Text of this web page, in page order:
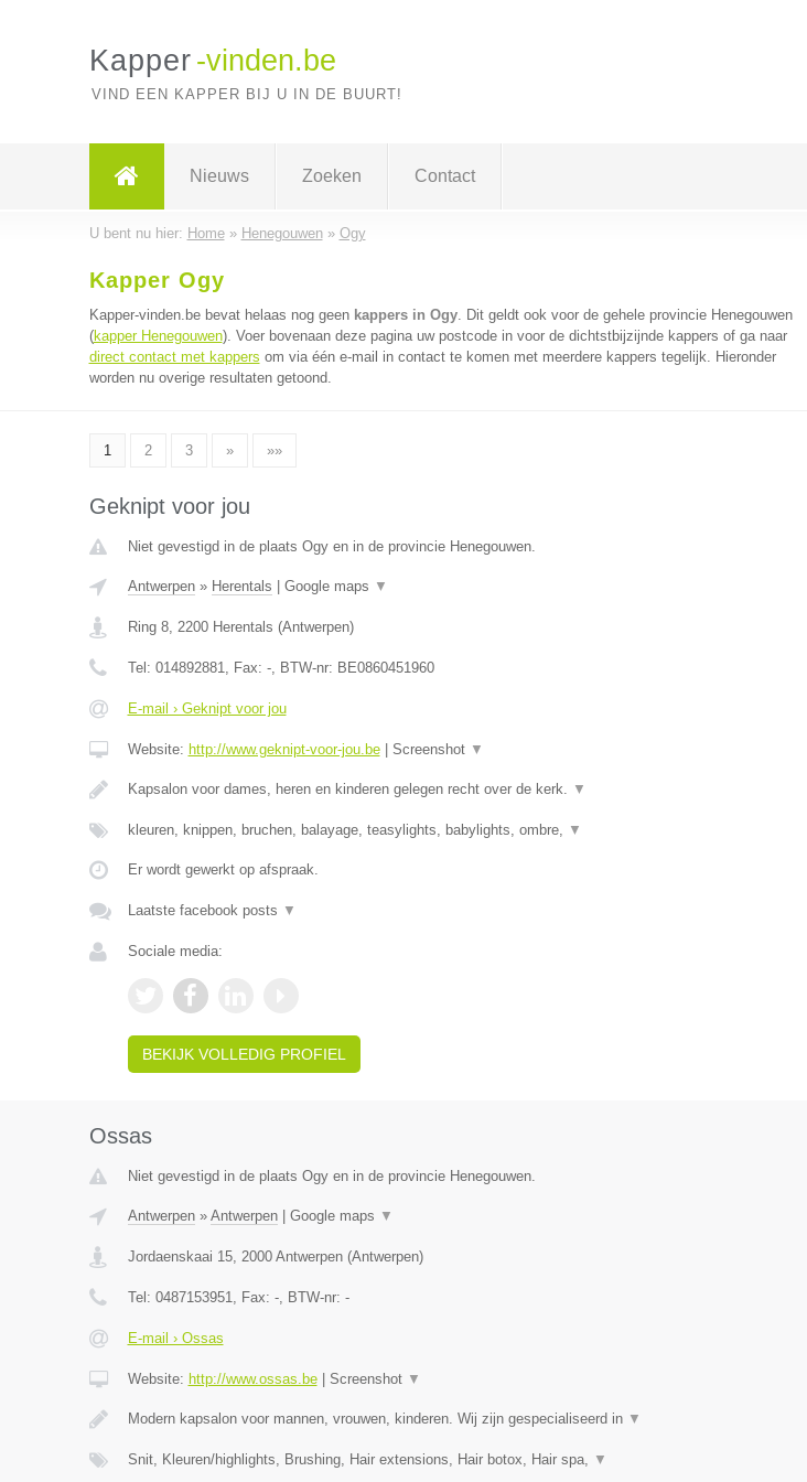
Kapper -vinden.be
VIND EEN KAPPER BIJ U IN DE BUURT!
Nieuws Zoeken Contact
U bent nu hier: Home» Henegouwen» Ogy
Kapper Ogy
Kapper-vinden.be bevat helaas nog geen kappers in Ogy. Dit geldt ook voor de gehele provincie Henegouwen
(kapper Henegouwen). Voer bovenaan deze pagina uw postcode in voor de dichtstbijzijnde kappers of ga naar
direct contact met kappers om via één e-mail in contact te komen met meerdere kappers tegelijk. Hieronder
worden nu overige resultaten getoond.
1 2 3 » »»
Geknipt voor jou
Niet gevestigd in de plaats Ogy en in de provincie Henegouwen.
Antwerpen» Herentals Google maps ▼
Ring 8, 2200 Herentals (Antwerpen)
Tel: 014892881, Fax: -, BTW-nr: BE0860451960
E-mail › Geknipt voor jou
Website: http://www.geknipt-voor-jou.be| Screenshot ▼
Kapsalon voor dames, heren en kinderen gelegen recht over de kerk. ▼
kleuren, knippen, bruchen, balayage, teasylights, babylights, ombre, ▼
Er wordt gewerkt op afspraak.
Laatste facebook posts ▼
Sociale media:
BEKIJK VOLLEDIG PROFIEL
Ossas
Niet gevestigd in de plaats Ogy en in de provincie Henegouwen.
Antwerpen» Antwerpen| Google maps ▼
Jordaenskaai 15, 2000 Antwerpen(Antwerpen)
Tel: 0487153951, Fax: -, BTW-nr: -
E-mail › Ossas
Website: http://www.ossas.be| Screenshot ▼
Modern kapsalon voor mannen, vrouwen, kinderen. Wij zijn gespecialiseerd in ▼
Snit, Kleuren/highlights, Brushing, Hair extensions, Hair botox, Hair spa, ▼